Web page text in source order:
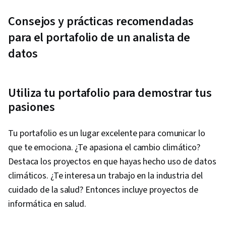
Consejos y prácticas recomendadas
para el portafolio de un analista de
datos
Utiliza tu portafolio para demostrar tus
pasiones
Tu portafolio es un lugar excelente para comunicar lo
que te emociona. ¿Te apasiona el cambio climático?
Destaca los proyectos en que hayas hecho uso de datos
climáticos. ¿Te interesa un trabajo en la industria del
cuidado de la salud? Entonces incluye proyectos de
informática en salud.